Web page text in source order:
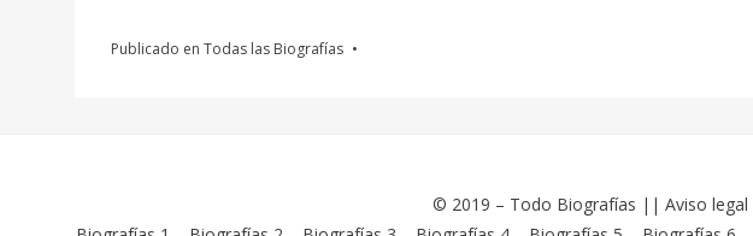
Publicado en Todas las Biografías
© 2019 – Todo Biografías || Aviso legal